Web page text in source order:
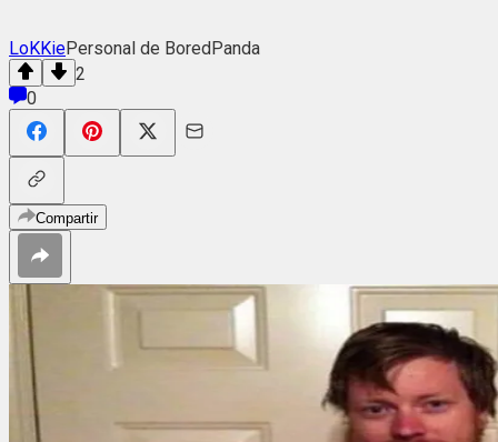
LoKKiePersonal de BoredPanda
2
0
Compartir